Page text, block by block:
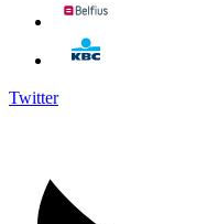
Twitter